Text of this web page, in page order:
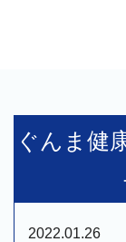
ぐんま健
2022.01.26